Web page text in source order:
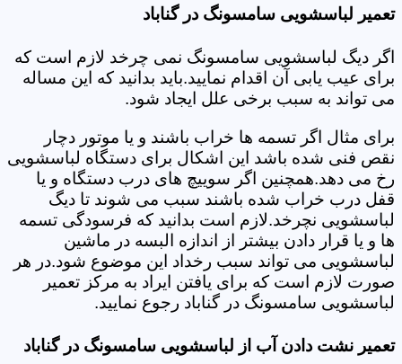
تعمیر لباسشویی سامسونگ در گناباد
اگر دیگ لباسشویی سامسونگ نمی چرخد لازم است که
برای عیب یابی آن اقدام نمایید.باید بدانید که این مساله
می تواند به سبب برخی علل ایجاد شود.
برای مثال اگر تسمه ها خراب باشند و یا موتور دچار
نقص فنی شده باشد این اشکال برای دستگاه لباسشویی
رخ می دهد.همچنین اگر سوییچ های درب دستگاه و یا
قفل درب خراب شده باشند سبب می شوند تا دیگ
لباسشویی نچرخد.لازم است بدانید که فرسودگی تسمه
ها و یا قرار دادن بیشتر از اندازه البسه در ماشین
لباسشویی می تواند سبب رخداد این موضوع شود.در هر
صورت لازم است که برای یافتن ایراد به مرکز تعمیر
لباسشویی سامسونگ در گناباد رجوع نمایید.
تعمیر نشت دادن آب از لباسشویی سامسونگ در گناباد